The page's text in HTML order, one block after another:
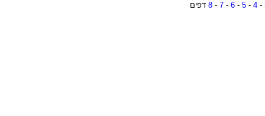
-
4
-
5
-
6
-
7
-
8 דפים